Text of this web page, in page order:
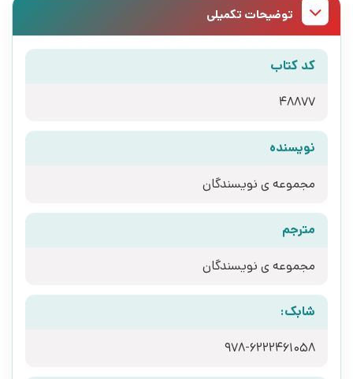
توضیحات تکمیلی
کد کتاب
48877
نویسنده
مجموعه ی نویسندگان
مترجم
مجموعه ی نویسندگان
شابک:
978-6222461058